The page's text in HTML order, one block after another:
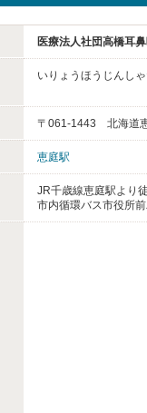
医療法人社団高橋耳
いりょうほうじんし
〒061-1443 北海道
恵庭駅
JR千歳線恵庭駅より
市内循環バス市役所